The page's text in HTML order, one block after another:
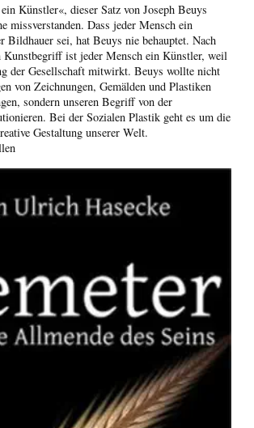
Künstler«, dieser Satz von Joseph Beuys
missverstanden. Dass jeder Mensch ein
Bildhauer sei, hat Beuys nie behauptet. Nach
Kunstbegriff ist jeder Mensch ein Künstler, weil
der Gesellschaft mitwirkt. Beuys wollte nicht
von Zeichnungen, Gemälden und Plastiken
sondern unseren Begriff von der
Bei der Sozialen Plastik geht es um die
Gestaltung unserer Welt.